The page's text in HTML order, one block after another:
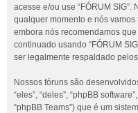
acesse e/ou use “FÓRUM
qualquer momento e nós
embora nós recomendamos
continuado usando “FÓRUM
ser legalmente respaldado
Nossos fóruns são
“eles”, “deles”, “phpBB
“phpBB Teams”) que é um